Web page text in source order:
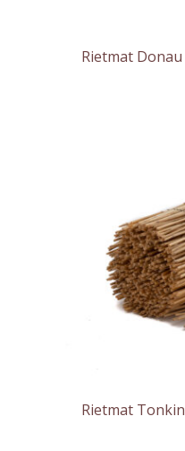
Rietmat Donau
Rietmat Tonkin